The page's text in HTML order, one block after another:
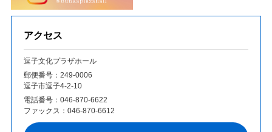
アクセス
逗子文化プラザホール
郵便番号：249‐0006
逗子市逗子4-2-10
電話番号： 046-870-6622
ファックス： 046-870-6612